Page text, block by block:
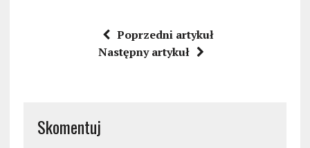
Poprzedni artykuł
Następny artykuł
Skomentuj